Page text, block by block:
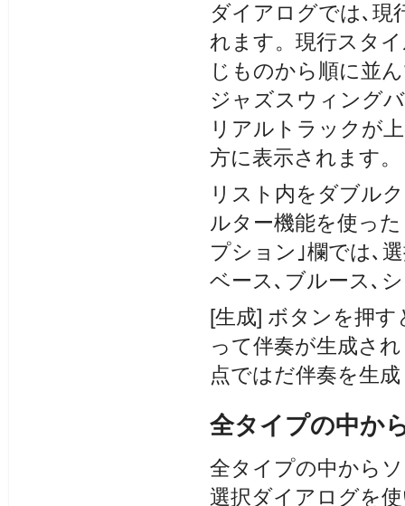
ダイアログでは､現
れます。現行スタ
じものから順に並
ジャズスウィング
リアルトラックが
方に表示されます。
リスト内をダブル
ルター機能を使っ
プション｣欄では､
ベース､ブルース､
[生成] ボタンを押
って伴奏が生成さ
点ではだ伴奏を生
全タイプの中か
全タイプの中から
選択ダイアログを